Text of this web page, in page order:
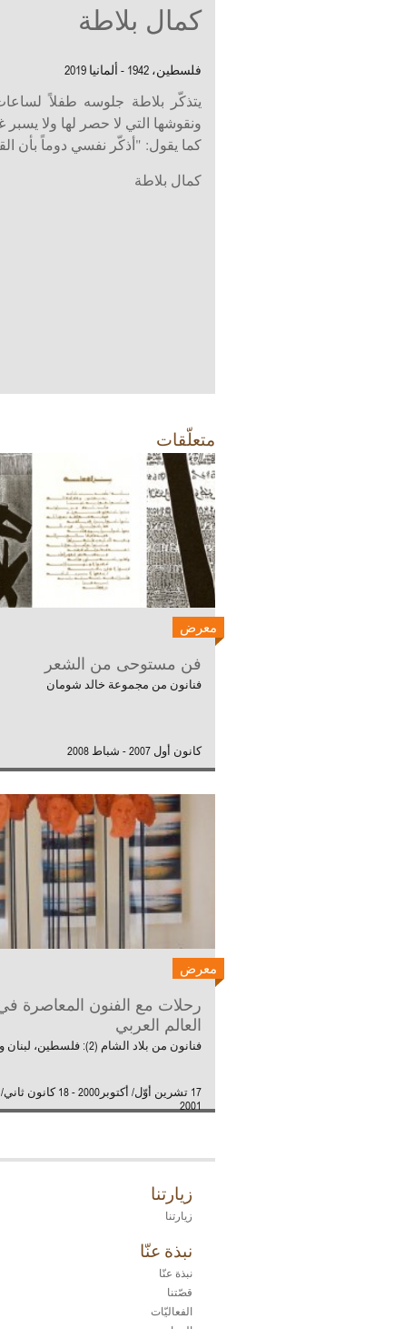
كمال بلاطة
فلسطين، 1942 - ألمانيا 2019
يتذكّر بلاطة جلوسه طفلاً
ونقوشها التي لا حصر لها ولا
كما يقول: "أذكّر نفسي دوماً بأن
كمال بلاطة
متعلّقات
معرض
فن مستوحى من الشعر
فنانون من مجموعة خالد شومان
كانون أول 2007 - شباط 2008
معرض
رحلات مع الفنون المعاصرة
العالم العربي
فنانون من بلاد الشام (2): فلسطين، لبنان وسوريا
17 تشرين أوّل/ أكتوبر2000 - 18
2001
زيارتنا
زيارتنا
نبذة عنّا
نبذة عنّا
قصّتنا
الفعاليّات